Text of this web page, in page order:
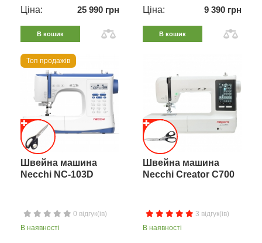
Ціна: 25 990 грн
В кошик
Ціна: 9 390 грн
В кошик
Топ продажів
Швейна машина
Necchi NC-103D
0 відгук(ів)
В наявності
Швейна машина
Necchi Creator C700
3 відгук(ів)
В наявності